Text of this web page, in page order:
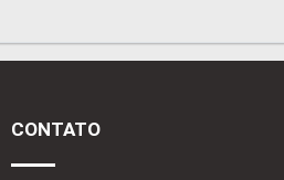
CONTATO